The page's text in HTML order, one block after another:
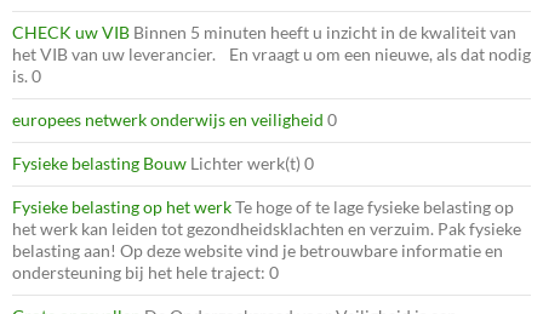
CHECK uw VIB Binnen 5 minuten heeft u inzicht in de kwaliteit van
het VIB van uw leverancier. En vraagt u om een nieuwe, als dat nodig
is. 0
europees netwerk onderwijs en veiligheid 0
Fysieke belasting Bouw Lichter werk(t) 0
Fysieke belasting op het werkTe hoge of te lage fysieke belasting op
het werk kan leiden tot gezondheidsklachten en verzuim. Pak fysieke
belasting aan! Op deze website vind je betrouwbare informatie en
ondersteuning bij het hele traject: 0